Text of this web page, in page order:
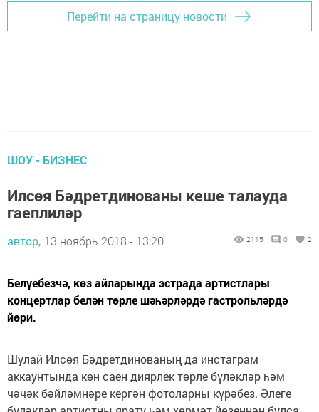
Перейти на страницу новости
ШОУ - БИЗНЕС
Илсөя Бәдретдинованы кеше талауда
гаеплиләр
автор, 13 ноябрь 2018 - 13:20 2115 0 2
Белүебезчә, көз айларында эстрада артистлары
концертлар белән төрле шәһәрләрдә гастрольләрдә
йөри.
Шулай Илсөя Бәдретдинованың да инстаграм
аккаунтында көн саен диярлек төрле бүләкләр һәм
чәчәк бәйләмнәре кергән фотоларны күрәбез. Әлеге